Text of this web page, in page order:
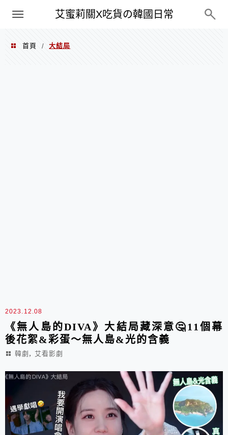
艾蜜莉關X吃貨の韓國日常
PXN
首頁 / 大結局
2023.12.08
《無人島的DIVA》大結局藏深意🤔11個幕
後花絮&彩蛋～無人島&光的含義
韓劇 , 艾看影劇